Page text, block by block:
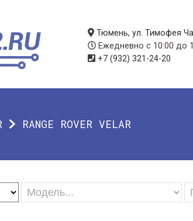
Тюмень, ул. Тимофея
Ежедневно с 10:00 до
+7 (932) 321-24-20
RANGE ROVER VELAR